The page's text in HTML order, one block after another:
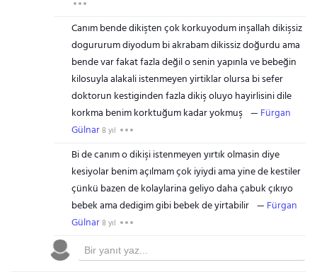
Canım bende dikişten çok korkuyodum inşallah dikişsiz
dogururum diyodum bi akrabam dikissiz doğurdu ama
bende var fakat fazla değil o senin yapınla ve bebeğin
kilosuyla alakali istenmeyen yirtiklar olursa bi sefer
doktorun kestiginden fazla dikiş oluyo hayirlisini dile
korkma benim korktuğum kadar yokmuş
Fürgan
Gülnar8 yıl
Bi de canım o dikişi istenmeyen yırtık olmasin diye
kesiyolar benim açılmam çok iyiydi ama yine de kestiler
çünkü bazen de kolaylarina geliyo daha çabuk çıkıyo
bebek ama dedigim gibi bebek de yirtabilir
Fürgan
Gülnar8 yıl